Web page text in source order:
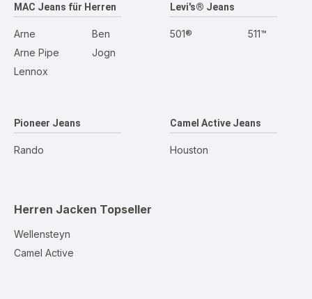
MAC Jeans für Herren
Arne
Arne Pipe
Lennox
Ben
Jogn
Levi's® Jeans
501® 511™
Pioneer Jeans
Rando
Camel Active Jeans
Houston
Herren Jacken Topseller
Wellensteyn
Camel Active